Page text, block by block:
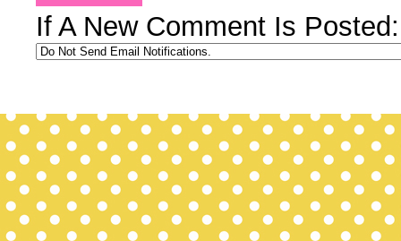
If A New Comment Is Posted: